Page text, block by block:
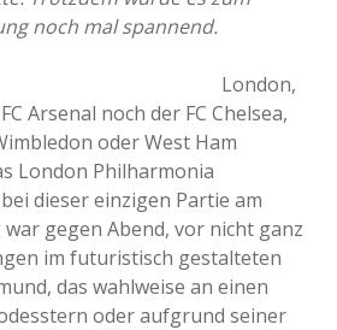
noch mal spannend.
London,
Arsenal noch der FC Chelsea,
oder West Ham
London Philharmonia
dieser einzigen Partie am
gegen Abend, vor nicht ganz
im futuristisch gestalteten
das wahlweise an einen
oder aufgrund seiner